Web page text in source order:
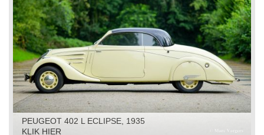
PEUGEOT 402 L ECLIPSE, 1935
KLIK HIER